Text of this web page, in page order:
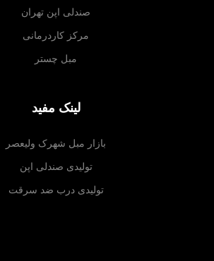
صندلی اپن تهران
مرکز کاردرمانی
مبل چستر
لینک مفید
بازار مبل شهرک ولیعصر
تولیدی صندلی اپن
تولیدی درب ضد سرقت